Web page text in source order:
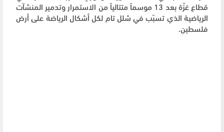
قطاع غزّة بعد 13 موسماً متتالياً من الاستمرار وتدمير المنشآت
الرياضية الذي تسبّب في شلل تام لكل أشكال الرياضة على أرض
فلسطين.